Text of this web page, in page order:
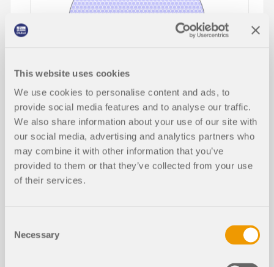
This website uses cookies
We use cookies to personalise content and ads, to
provide social media features and to analyse our traffic.
We also share information about your use of our site with
our social media, advertising and analytics partners who
may combine it with other information that you’ve
provided to them or that they’ve collected from your use
of their services.
Selection
Necessary
Este artículo describe y explica la influencia de la
rigidez a flexión de los cables en sus esfuerzos
internos. Además, el texto proporciona información
sobre cómo se puede reducir esta influencia.
Leer más
Comprensión de las directrices de es